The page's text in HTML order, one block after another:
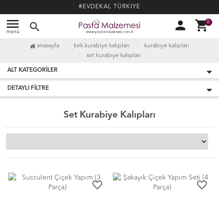
#EVDEKAL TÜRKİYE
menu
menü search person shopping_cart0
anasayfa kek.kurabiye kalıpları
kurabiye kalıpları
set kurabiye kalıpları
ALT KATEGORILER
DETAYLI FILTRE
Set Kurabiye Kalıpları
favorite_border favorite_border